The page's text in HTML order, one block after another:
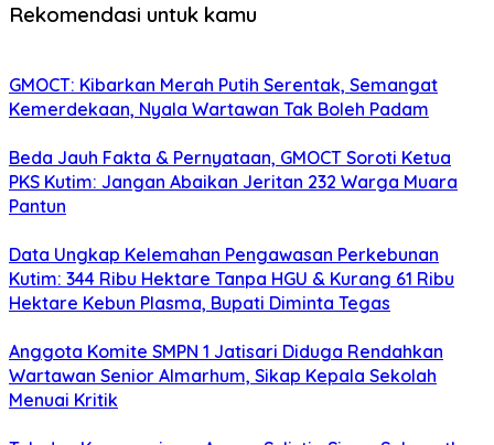
Rekomendasi untuk kamu
GMOCT: Kibarkan Merah Putih Serentak, Semangat
Kemerdekaan, Nyala Wartawan Tak Boleh Padam
Beda Jauh Fakta & Pernyataan, GMOCT Soroti Ketua
PKS Kutim: Jangan Abaikan Jeritan 232 Warga Muara
Pantun
Data Ungkap Kelemahan Pengawasan Perkebunan
Kutim: 344 Ribu Hektare Tanpa HGU & Kurang 61 Ribu
Hektare Kebun Plasma, Bupati Diminta Tegas
Anggota Komite SMPN 1 Jatisari Diduga Rendahkan
Wartawan Senior Almarhum, Sikap Kepala Sekolah
Menuai Kritik